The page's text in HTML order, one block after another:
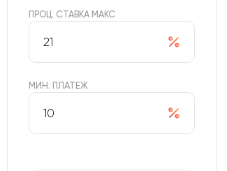
ПРОЦ. СТАВКА МАКС
МИН. ПЛАТЕЖ